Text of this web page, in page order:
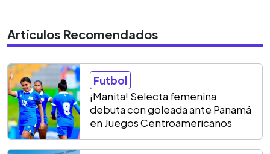
Artículos Recomendados
Futbol
¡Manita! Selecta femenina
debuta con goleada ante Panamá
en Juegos Centroamericanos